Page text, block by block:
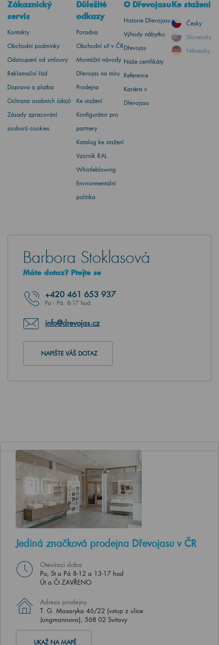
Zákaznický
servis
Kontakty
Obchodní podmínky
Odstoupení od smlouvy
Reklamační řád
Doprava a platba
Ochrana osobních údajů
Zásady zpracování
souborů cookies
Důležité
odkazy
Poradna
Obchodní síť v ČR
Montážní návody
Dřevojas na míru
Prodejna
Ke stažení
Konfigurátor pro
partnery
Katalog ke stažení
Vzorník RAL
Whistleblowing
Environmentální
politika
O Dřevojasu
Historie Dřevojasu
Výhody nábytku
Dřevojas
Naše certifikáty
Reference
Kariéra v
Dřevojasu
Ke stažení
Česky
Slovensky
Německy
Barbora Stoklasová
Máte dotaz? Ptejte se
+420 461 653 937
Po - Pá: 8-17 hod.
info@drevojas.cz
NAPIŠTE VÁŠ DOTAZ
Jediná značková prodejna Dřevojasu v ČR
Otevírací doba
Po, St a Pá 8-12 a 13-17 hod
Út a Čt ZAVŘENO
Adresa prodejny
T. G. Masaryka 46/22 (vstup z ulice
Jungmannova), 568 02 Svitavy
UKAŽ NA MAPĚ